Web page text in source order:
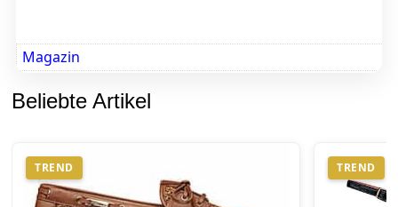
Magazin
Beliebte Artikel
TREND TREND